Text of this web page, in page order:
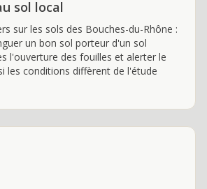
sol local
sur les sols des Bouches-du-Rhône :
un bon sol porteur d'un sol
l'ouverture des fouilles et alerter le
les conditions diffèrent de l'étude